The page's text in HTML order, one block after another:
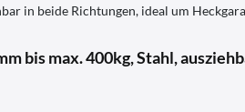
in beide Richtungen, ideal um
bis max. 400kg, Stahl,